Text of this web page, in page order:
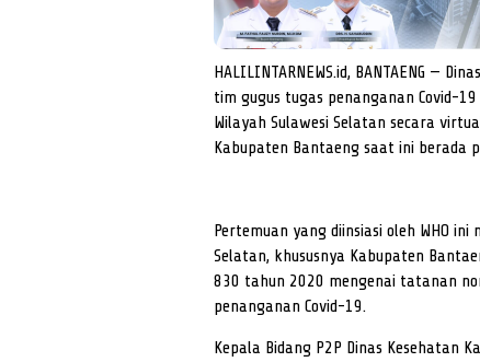
HALILINTARNEWS.id, BANTAENG —
tim gugus tugas penanganan Covid-
Wilayah Sulawesi Selatan secara
Kabupaten Bantaeng saat ini berada
Pertemuan yang diinsiasi oleh WHO
Selatan, khususnya Kabupaten
830 tahun 2020 mengenai tatanan
penanganan Covid-19.
Kepala Bidang P2P Dinas Kesehatan